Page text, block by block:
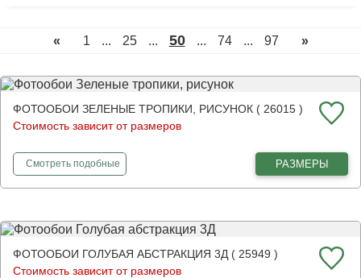
« 1 ... 25 ... 50 ... 74 ... 97 »
ФОТООБОИ ЗЕЛЕНЫЕ ТРОПИКИ, РИСУНОК ( 26015 )
Стоимость зависит от размеров
Смотретьфотообои
подобные РАЗМЕРЫ
ФОТООБОИ ГОЛУБАЯ АБСТРАКЦИЯ 3Д ( 25949 )
Стоимость зависит от размеров